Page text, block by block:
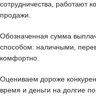
сотрудничества, работают
продажи.
Обозначенная сумма
способом: наличными,
комфортно.
Оцениваем дороже
время и деньги на долгие